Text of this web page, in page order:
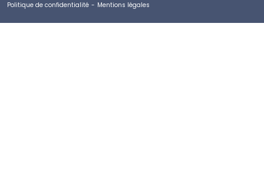
Politique de confidentialité - Mentions légales